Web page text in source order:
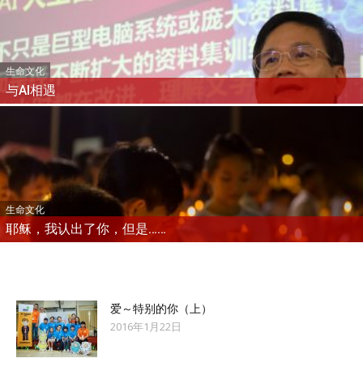
生命文化
与AI相遇
生命文化
耶稣，我认出了你，但是……
爱～特别的你（上）
2016年1月22日